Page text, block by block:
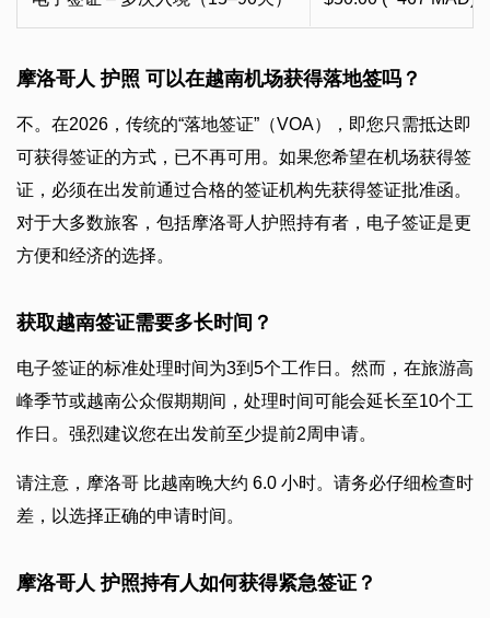
摩洛哥人 护照 可以在越南机场获得落地签吗？
不。在2026，传统的“落地签证”（VOA），即您只需抵达即
可获得签证的方式，已不再可用。如果您希望在机场获得签
证，必须在出发前通过合格的签证机构先获得签证批准函。
对于大多数旅客，包括摩洛哥人护照持有者，电子签证是更
方便和经济的选择。
获取越南签证需要多长时间？
电子签证的标准处理时间为3到5个工作日。然而，在旅游高
峰季节或越南公众假期期间，处理时间可能会延长至10个工
作日。强烈建议您在出发前至少提前2周申请。
请注意，摩洛哥 比越南晚大约 6.0 小时。请务必仔细检查时
差，以选择正确的申请时间。
摩洛哥人 护照持有人如何获得紧急签证？